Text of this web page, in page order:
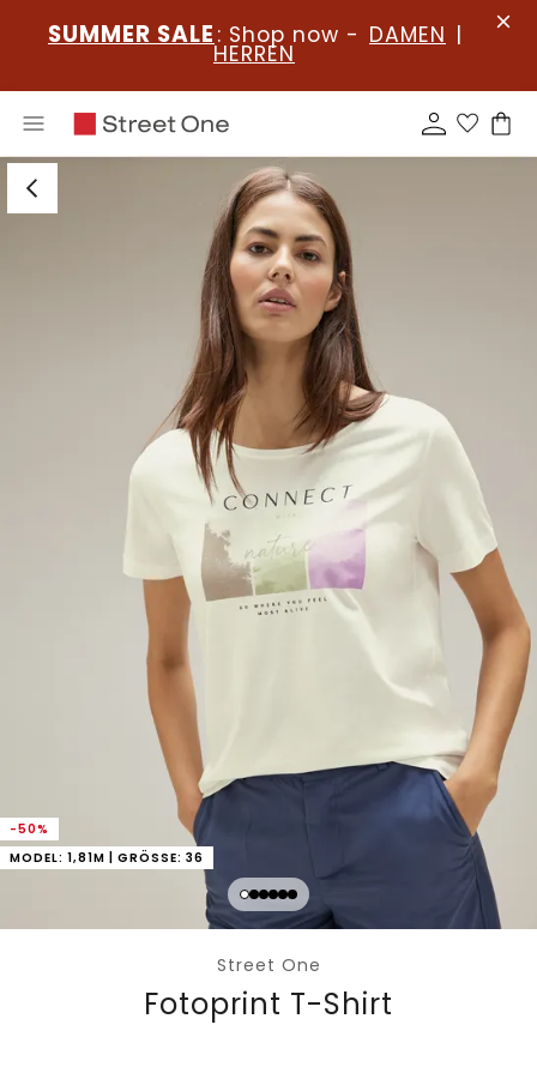
SUMMER SALE : Shop now - DAMEN |
HERREN
-50%
MODEL: 1,81M | GRÖSSE: 36
Street One
Fotoprint T-Shirt